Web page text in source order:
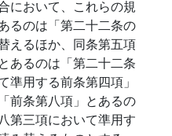
において、これらの規
るのは「第二十二条の
えるほか、同条第五項
あるのは「第二十二条
準用する前条第四項」
前条第八項」とあるの
第三項において準用す